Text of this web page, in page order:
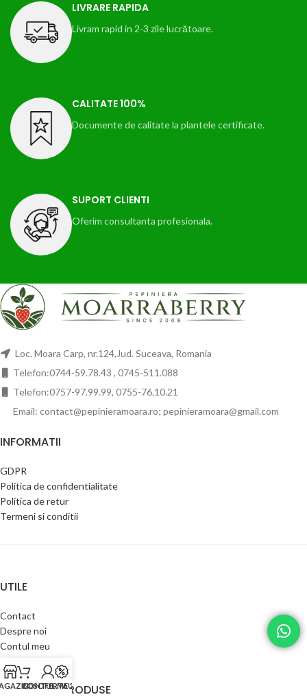
LIVRARE RAPIDA
Livram rapid in 2-3 zile lucrătoare.
CALITATE 100%
Documente de calitate la plantele certificate.
SUPORT CLIENTI
Oferim consultanta profesionala.
Loc. Moara Carp, nr.124,Jud. Suceava, Romania
Telefon:0744-59.78.43 , 0745-511.088
Telefon:0757-97.99.99, 0755-76.10.21
Email: contact@pepinieramoara.ro; pepinieramoara@gmail.com
INFORMATII
GDPR
Politica de confidentialitate
Politica de retur
Termeni si conditii
UTILE
Contact
Despre noi
Contul meu
CATEGORII PRODUSE
COS
CONTUL MEU
OFERTA 2024